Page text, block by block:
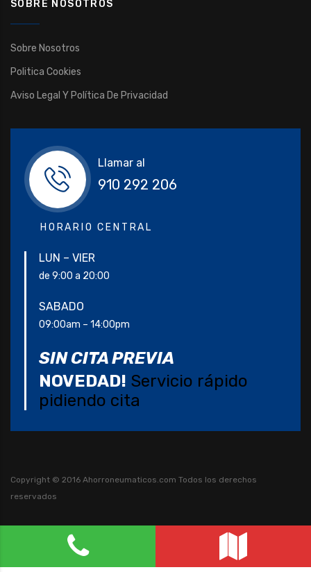
SOBRE NOSOTROS
Sobre Nosotros
Politica Cookies
Aviso Legal Y Política De Privacidad
Llamar al
910 292 206
HORARIO CENTRAL
LUN – VIER
de 9:00 a 20:00
SABADO
09:00am – 14:00pm
SIN CITA PREVIA
NOVEDAD! Servicio rápido
pidiendo cita
Copyright © 2016 Ahorroneumaticos.com Todos los derechos
reservados